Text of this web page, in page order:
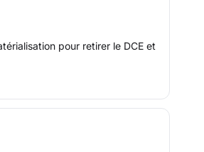
pour retirer le DCE et